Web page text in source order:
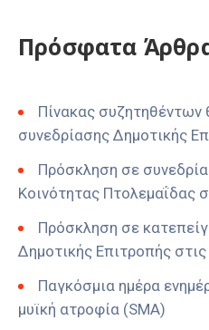
Πρόσφατα
Πίνακας
συνεδρίασης Δημοτικής
Πρόσκληση σε
Κοινότητας Πτολεμαΐδας
Πρόσκληση σε
Δημοτικής Επιτροπής
Παγκόσμια ημέρα
μυϊκή ατροφία (SMA)